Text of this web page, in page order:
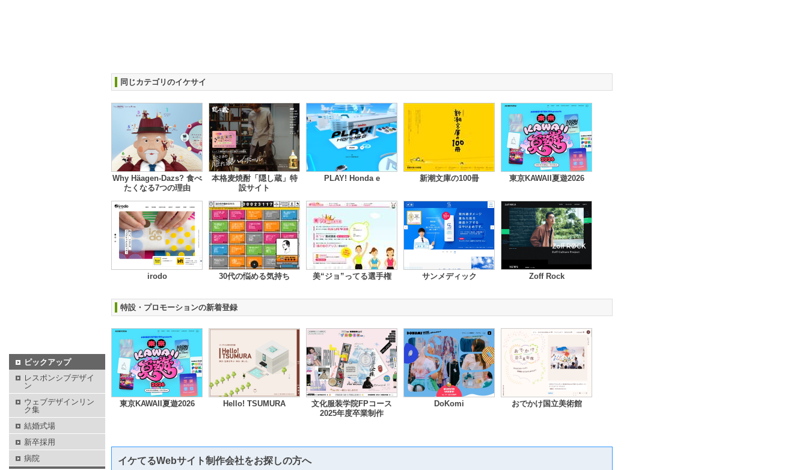
同じカテゴリのイケサイ
Why Häagen-Dazs? 食べ
たくなる7つの理由
本格麦焼酎「隠し蔵」特
設サイト
PLAY! Honda e 新潮文庫の100冊 東京KAWAII夏遊2026
irodo 30代の悩める気持ち 美“ジョ”ってる選手権 サンメディック Zoff Rock
特設・プロモーションの新着登録
東京KAWAII夏遊2026 Hello! TSUMURA
文化服装学院FPコース
2025年度卒業制作
DoKomi おでかけ国立美術館
イケてるWebサイト制作会社をお探しの方へ
ピックアップ
レスポンシブデザイ
ン
ウェブデザインリン
ク集
結婚式場
新卒採用
病院